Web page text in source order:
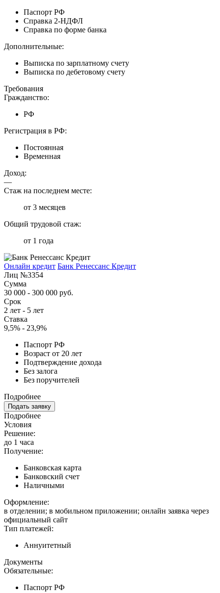
Паспорт РФ
Справка 2-НДФЛ
Справка по форме банка
Дополнительные:
Выписка по зарплатному счету
Выписка по дебетовому счету
Требования
Гражданство:
РФ
Регистрация в РФ:
Постоянная
Временная
Доход:
—
Стаж на последнем месте:
от 3 месяцев
Общий трудовой стаж:
от 1 года
Онлайн кредит Банк Ренессанс Кредит
Лиц №3354
Сумма
30 000 - 300 000 руб.
Срок
2 лет - 5 лет
Ставка
9,5% - 23,9%
Паспорт РФ
Возраст от 20 лет
Подтверждение дохода
Без залога
Без поручителей
Подробнее
Подать заявку
Подробнее
Условия
Решение:
до 1 часа
Получение:
Банковская карта
Банковский счет
Наличными
Оформление:
в отделении; в мобильном приложении; онлайн заявка через
официальный сайт
Тип платежей:
Аннуитетный
Документы
Обязательные:
Паспорт РФ